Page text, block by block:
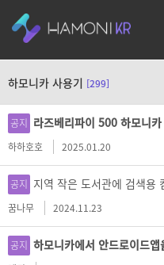
하모니카 사용기 [299]
공지 라즈베리파이 500 하모니
하하호호
2025.01.20
공지 지역 작은 도서관에 검색용
꿈나무
2024.11.23
공지 하모니카에서 안드로이드